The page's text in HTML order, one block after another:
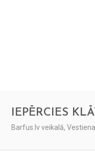
IEPĒRCIES
Barfus.lv veikalā,